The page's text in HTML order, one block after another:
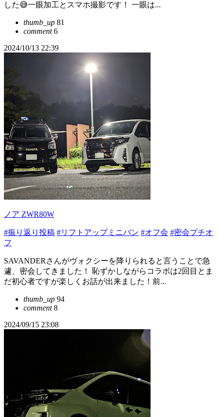
した😅一眼加工とスマホ撮影です！ 一眼は...
thumb_up 81
comment6
2024/10/13 22:39
ノア ZWR80W
#振り返り投稿 #リフトアップミニバン #オフ会 #密会プチオ
フ
SAVANDERさんがヴォクシーを降りられると言うことで急
遽、密会してきました！ 恥ずかしながらコラボは2回目とま
だ初心者ですが楽しくお話が出来ました！前...
thumb_up 94
comment8
2024/09/15 23:08